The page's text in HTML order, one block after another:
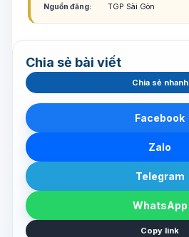
Nguồn đăng: TGP Sài Gòn
Chia sẻ bài viết
Chia sẻ nhanh
Facebook
Zalo
Telegram
WhatsApp
Copy link